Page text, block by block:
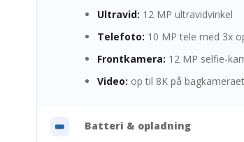
Ultravid: 12 MP ultravidvinkel
Telefoto: 10 MP tele med 3x
Frontkamera: 12 MP selfie-
Video: op til 8K på bagkameraet
Batteri & opladning